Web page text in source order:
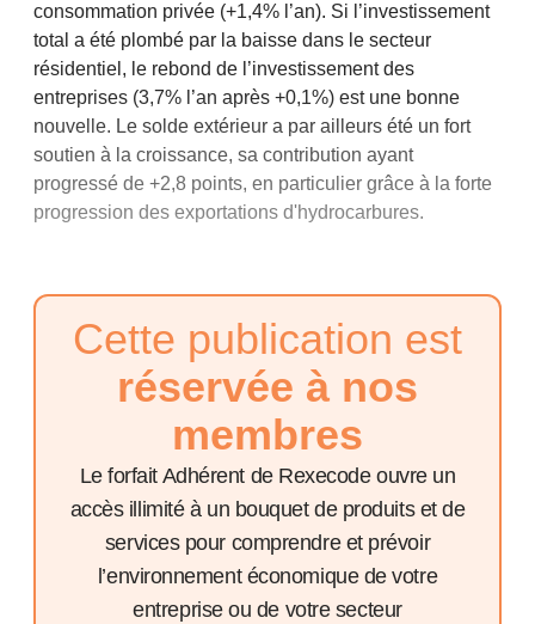
consommation privée (+1,4% l’an). Si l’investissement
total a été plombé par la baisse dans le secteur
résidentiel, le rebond de l’investissement des
entreprises (3,7% l’an après +0,1%) est une bonne
nouvelle. Le solde extérieur a par ailleurs été un fort
soutien à la croissance, sa contribution ayant
progressé de +2,8 points, en particulier grâce à la forte
progression des exportations d'hydrocarbures.
Cette publication est
réservée à nos
membres
Le forfait Adhérent de Rexecode ouvre un
accès illimité à un bouquet de produits et de
services pour comprendre et prévoir
l’environnement économique de votre
entreprise ou de votre secteur